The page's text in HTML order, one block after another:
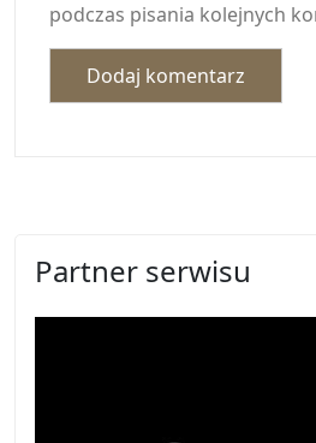
podczas pisania kolejnych
Partner serwisu